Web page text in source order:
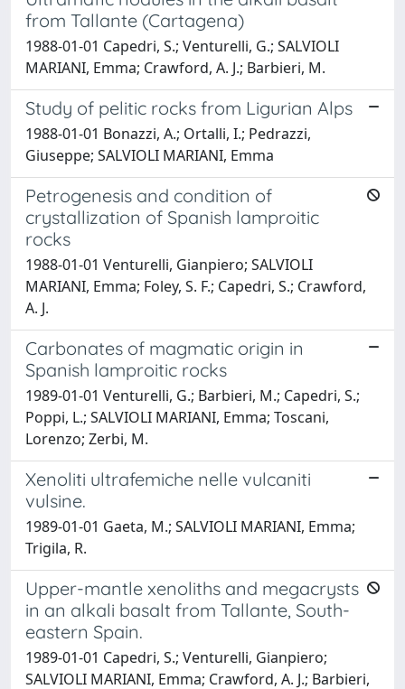
from Tallante (Cartagena)
1988-01-01 Capedri, S.; Venturelli, G.; SALVIOLI
MARIANI, Emma; Crawford, A. J.; Barbieri, M.
Study of pelitic rocks from Ligurian Alps
1988-01-01 Bonazzi, A.; Ortalli, I.; Pedrazzi,
Giuseppe; SALVIOLI MARIANI, Emma
Petrogenesis and condition of
crystallization of Spanish lamproitic
rocks
1988-01-01 Venturelli, Gianpiero; SALVIOLI
MARIANI, Emma; Foley, S. F.; Capedri, S.; Crawford,
A. J.
Carbonates of magmatic origin in
Spanish lamproitic rocks
1989-01-01 Venturelli, G.; Barbieri, M.; Capedri, S.;
Poppi, L.; SALVIOLI MARIANI, Emma; Toscani,
Lorenzo; Zerbi, M.
Xenoliti ultrafemiche nelle vulcaniti
vulsine.
1989-01-01 Gaeta, M.; SALVIOLI MARIANI, Emma;
Trigila, R.
Upper-mantle xenoliths and megacrysts
in an alkali basalt from Tallante, South-
eastern Spain.
1989-01-01 Capedri, S.; Venturelli, Gianpiero;
SALVIOLI MARIANI, Emma; Crawford, A. J.; Barbieri,